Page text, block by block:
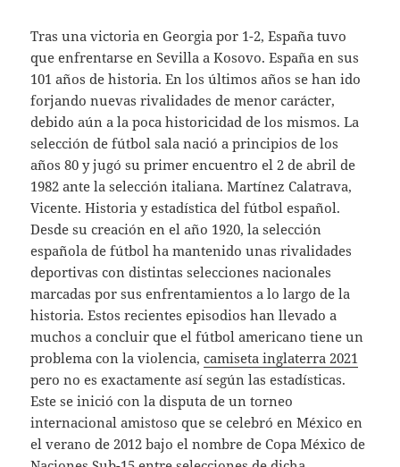
Tras una victoria en Georgia por 1-2, España tuvo
que enfrentarse en Sevilla a Kosovo. España en sus
101 años de historia. En los últimos años se han ido
forjando nuevas rivalidades de menor carácter,
debido aún a la poca historicidad de los mismos. La
selección de fútbol sala nació a principios de los
años 80 y jugó su primer encuentro el 2 de abril de
1982 ante la selección italiana. Martínez Calatrava,
Vicente. Historia y estadística del fútbol español.
Desde su creación en el año 1920, la selección
española de fútbol ha mantenido unas rivalidades
deportivas con distintas selecciones nacionales
marcadas por sus enfrentamientos a lo largo de la
historia. Estos recientes episodios han llevado a
muchos a concluir que el fútbol americano tiene un
problema con la violencia,camiseta inglaterra 2021
pero no es exactamente así según las estadísticas.
Este se inició con la disputa de un torneo
internacional amistoso que se celebró en México en
el verano de 2012 bajo el nombre de Copa México de